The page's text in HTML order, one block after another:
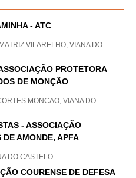
- ATC
VILARELHO, VIANA DO
PROTETORA
DE MONÇÃO
MONCAO, VIANA DO
- ASSOCIAÇÃO
DE AMONDE, APFA
DO CASTELO
COURENSE DE DEFESA